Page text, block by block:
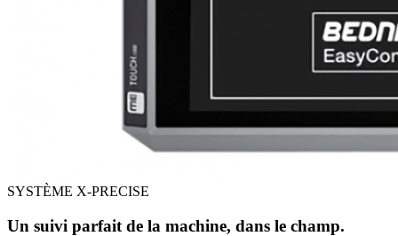
SYSTÈME X-PRECISE
Un suivi parfait de la machine, dans le champ.